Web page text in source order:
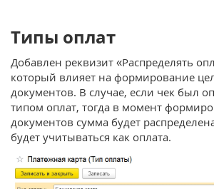
Типы оплат
Добавлен реквизит «Распределять
который влияет на формирование
документов. В случае, если чек был
типом оплат, тогда в момент
документов сумма будет
будет учитываться как оплата.